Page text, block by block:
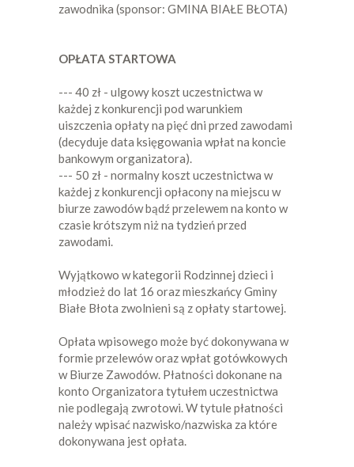
zawodnika (sponsor: GMINA BIAŁE BŁOTA)
OPŁATA STARTOWA
--- 40 zł - ulgowy koszt uczestnictwa w
każdej z konkurencji pod warunkiem
uiszczenia opłaty na pięć dni przed zawodami
(decyduje data księgowania wpłat na koncie
bankowym organizatora).
--- 50 zł - normalny koszt uczestnictwa w
każdej z konkurencji opłacony na miejscu w
biurze zawodów bądź przelewem na konto w
czasie krótszym niż na tydzień przed
zawodami.
Wyjątkowo w kategorii Rodzinnej dzieci i
młodzież do lat 16 oraz mieszkańcy Gminy
Białe Błota zwolnieni są z opłaty startowej.
Opłata wpisowego może być dokonywana w
formie przelewów oraz wpłat gotówkowych
w Biurze Zawodów. Płatności dokonane na
konto Organizatora tytułem uczestnictwa
nie podlegają zwrotowi. W tytule płatności
należy wpisać nazwisko/nazwiska za które
dokonywana jest opłata.